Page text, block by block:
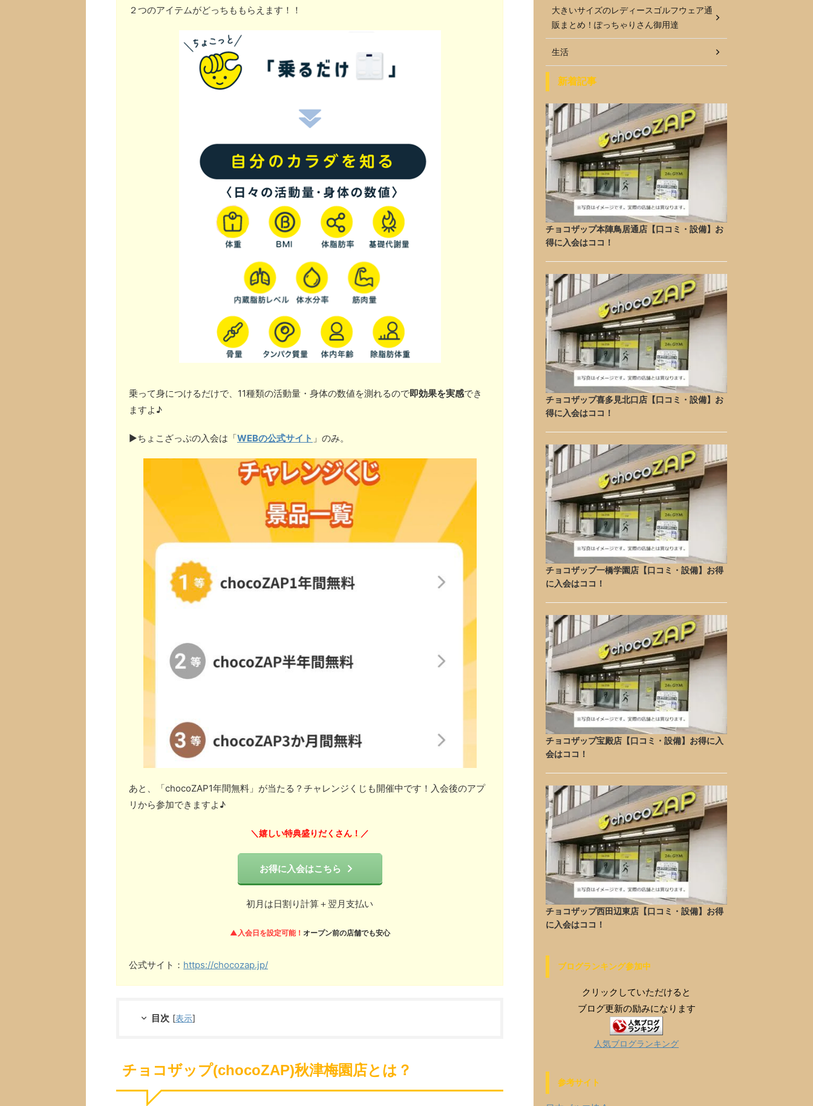
２つのアイテムがどっちももらえます！！
乗って身につけるだけで、11種類の活動量・身体の数値を測れるので即効果を実感でき
ますよ♪
▶︎ちょこざっぷの入会は「WEBの公式サイト 」のみ。
あと、「chocoZAP1年間無料」が当たる？チャレンジくじも開催中です！入会後のアプ
リから参加できますよ♪
＼ 嬉しい特典盛りだくさん！ ／
お得に入会はこちら
初月は日割り計算＋翌月支払い
▲入会日を設定可能！ オープン前の店舗でも安心
公式サイト： https://chocozap.jp/
目次 [表示]
チョコザップ(chocoZAP)秋津梅園店とは？
大きいサイズのレディースゴルフウェア通
販まとめ！ぽっちゃりさん御用達
生活
新着記事
チョコザップ本陣鳥居通店【口コミ・設備】お
得に入会はココ！
チョコザップ喜多見北口店【口コミ・設備】お
得に入会はココ！
チョコザップ一橋学園店【口コミ・設備】お得
に入会はココ！
チョコザップ宝殿店【口コミ・設備】お得に入
会はココ！
チョコザップ西田辺東店【口コミ・設備】お得
に入会はココ！
ブログランキング参加中
クリックしていただけると
ブログ更新の励みになります
人気ブログランキング
参考サイト